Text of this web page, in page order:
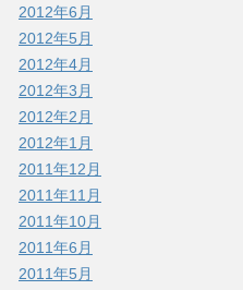
2012年6月
2012年5月
2012年4月
2012年3月
2012年2月
2012年1月
2011年12月
2011年11月
2011年10月
2011年6月
2011年5月